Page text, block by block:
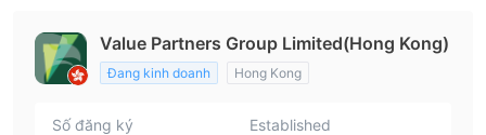
Value Partners Group Limited(Hong Kong)
Đang kinh doanh Hong Kong
Số đăng ký
Established